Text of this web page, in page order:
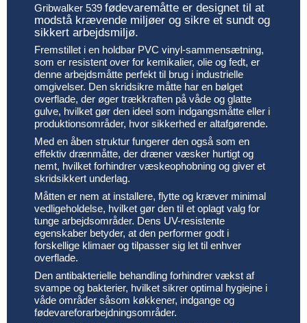
Gribwalker 539 fødevaremåtte er designet til at
modstå krævende miljøer og sikre et sundt og
sikkert arbejdsmiljø.
Fremstillet i en holdbar PVC vinyl-sammensætning,
som er resistent over for kemikalier, olie og fedt, er
denne arbejdsmåtte perfekt til brug i industrielle
omgivelser. Den skridsikre måtte har en bølget
overflade, der øger trækkraften på våde og glatte
gulve, hvilket gør den ideel som indgangsmåtte eller i
produktionsområder, hvor sikkerhed er altafgørende.
Med en åben struktur fungerer den også som en
effektiv drænmåtte, der dræner væsker hurtigt og
nemt, hvilket forhindrer væskeophobning og giver et
skridsikkert underlag.
Måtten er nem at installere, flytte og kræver minimal
vedligeholdelse, hvilket gør den til et oplagt valg for
tunge arbejdsområder. Dens UV-resistente
egenskaber betyder, at den performer godt i
forskellige klimaer og tilpasser sig let til enhver
overflade.
Den antibakterielle behandling forhindrer vækst af
svampe og bakterier, hvilket sikrer optimal hygiejne i
våde områder såsom køkkener, indgange og
fødevareforarbejdningsområder.